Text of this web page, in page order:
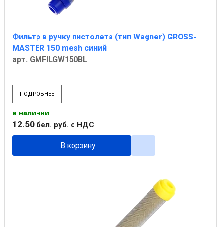
Фильтр в ручку пистолета (тип Wagner) GROSS-
MASTER 150 mesh синий
арт. GMFILGW150BL
ПОДРОБНЕЕ
в наличии
12.50 бел. руб. с НДС
В корзину